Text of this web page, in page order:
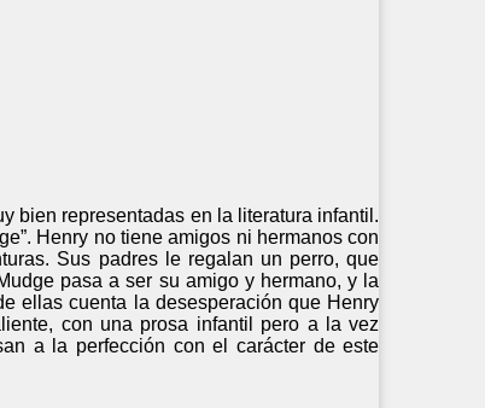
bien representadas en la literatura infantil.
Henry no tiene amigos ni hermanos con
Sus padres le regalan un perro, que
pasa a ser su amigo y hermano, y la
ellas cuenta la desesperación que Henry
con una prosa infantil pero a la vez
a la perfección con el carácter de este